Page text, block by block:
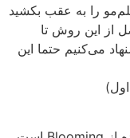
را به عقب بکشید
از این روش تا
می‌کنیم حتما این